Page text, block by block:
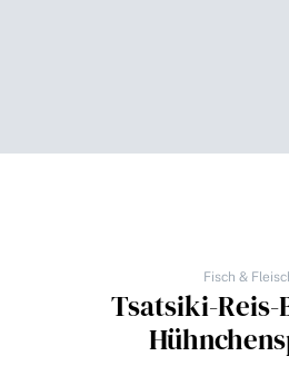
Fisch &
Tsatsiki-